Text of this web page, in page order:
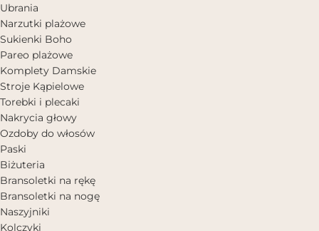
Ubrania
Narzutki plażowe
Sukienki Boho
Pareo plażowe
Komplety Damskie
Stroje Kąpielowe
Torebki i plecaki
Nakrycia głowy
Ozdoby do włosów
Paski
Biżuteria
Bransoletki na rękę
Bransoletki na nogę
Naszyjniki
Kolczyki